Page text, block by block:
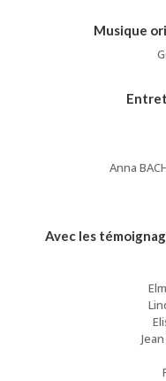
Musique
Anna
Avec les